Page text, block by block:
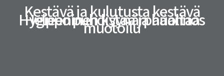
Hygieeninen kyynärpääannos
Kestävä ja kulutusta kestävä
muotoilu
Helppo puhdistaa ja huoltaa